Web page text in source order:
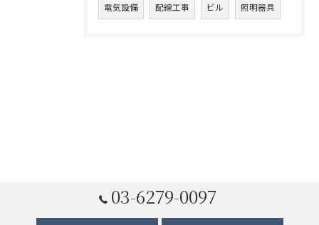
電気設備 配線工事 ビル 照明器具
03-6279-0097